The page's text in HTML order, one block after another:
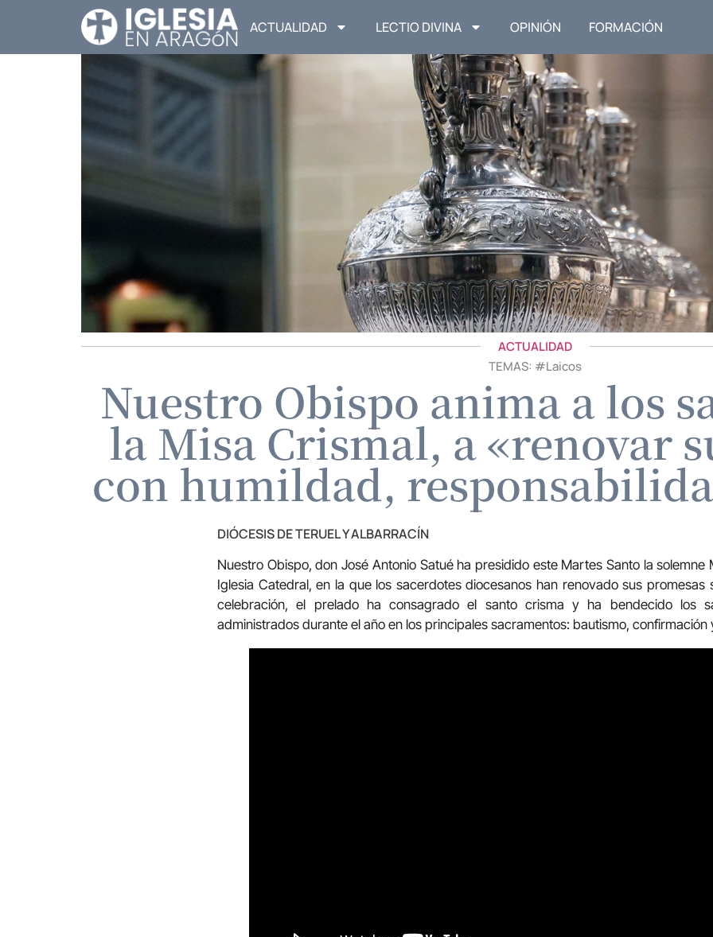
ACTUALIDAD LECTIO DIVINA OPINIÓN FORMACIÓN
ACTUALIDAD
TEMAS: #Laicos
Nuestro Obispo anima a los
la Misa Crismal, a «renovar
con humildad,
DIÓCESIS DE TERUEL Y ALBARRACÍN
Nuestro Obispo, don José Antonio Satué ha presidido este Martes Santo la solemne
Iglesia Catedral, en la que los sacerdotes diocesanos han renovado sus promesas
celebración, el prelado ha consagrado el santo crisma y ha bendecido los
administrados durante el año en los principales sacramentos: bautismo, confirmación